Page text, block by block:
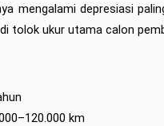
mengalami depresiasi
tolok ukur utama calon
km